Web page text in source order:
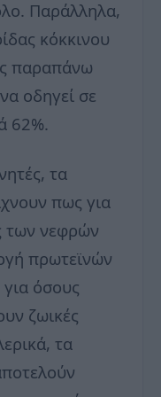
Παράλληλα,
κόκκινου
παραπάνω
οδηγεί σε
62%.
τα
πως για
των νεφρών
πρωτεϊνών
όσους
ζωικές
τα